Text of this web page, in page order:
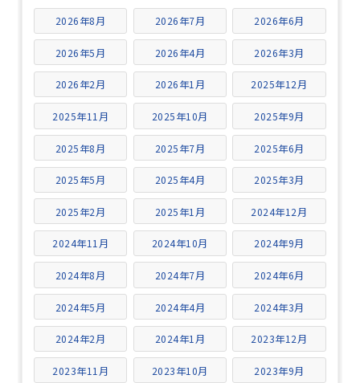
2026年8月 2026年7月 2026年6月
2026年5月 2026年4月 2026年3月
2026年2月 2026年1月 2025年12月
2025年11月 2025年10月 2025年9月
2025年8月 2025年7月 2025年6月
2025年5月 2025年4月 2025年3月
2025年2月 2025年1月 2024年12月
2024年11月 2024年10月 2024年9月
2024年8月 2024年7月 2024年6月
2024年5月 2024年4月 2024年3月
2024年2月 2024年1月 2023年12月
2023年11月 2023年10月 2023年9月